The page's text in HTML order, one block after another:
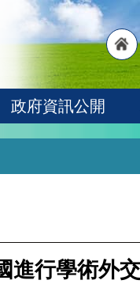
首頁
政府資訊公開
進行學術外